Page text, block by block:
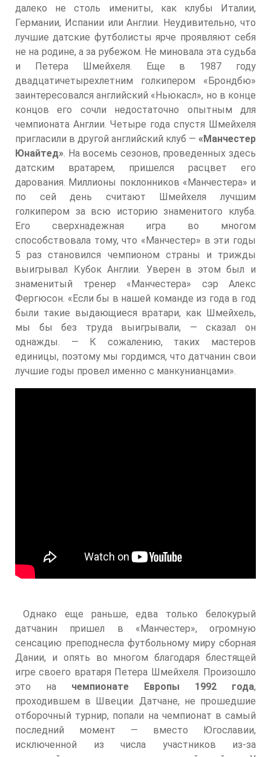
далеко не столь имениты, как клубы Италии,
Германии, Испании или Англии. Неудивительно, что
лучшие датские футболисты ярче проявляют себя
не на родине, а за рубежом. Не миновала эта судьба
и Петера Шмейхеля. Еще в 1987 году
двадцатичетырехлетним голкипером «Брондбю»
заинтересовался английский «Ньюкасл», но в конце
концов его сочли недостаточно опытным для
чемпионата Англии. Четыре года спустя Шмейхеля
пригласили в другой английский клуб — «Манчестер
Юнайтед». На восемь сезонов, проведенных здесь
датским вратарем, пришелся расцвет его
дарования. Миллионы поклонников «Манчестера» и
по сей день считают Шмейхеля лучшим
голкипером за всю историю знаменитого клуба.
Его сверхнадежная игра во многом
способствовала тому, что «Манчестер» в эти годы
5 раз становился чемпионом страны и трижды
выигрывал Кубок Англии. Уверен в этом был и
знаменитый тренер «Манчестера» сэр Алекс
Фергюсон. «Если бы в нашей команде из года в год
были такие выдающиеся вратари, как Шмейхель,
мы бы без труда выигрывали, — сказал он
однажды. — К сожалению, таких мастеров
единицы, поэтому мы гордимся, что датчанин свои
лучшие годы провел именно с манкунианцами».
Однако еще раньше, едва только белокурый
датчанин пришел в «Манчестер», огромную
сенсацию преподнесла футбольному миру сборная
Дании, и опять во многом благодаря блестящей
игре своего вратаря Петера Шмейхеля. Произошло
это на чемпионате Европы 1992 года,
проходившем в Швеции. Датчане, не прошедшие
отборочный турнир, попали на чемпионат в самый
последний момент — вместо Югославии,
исключенной из числа участников из-за